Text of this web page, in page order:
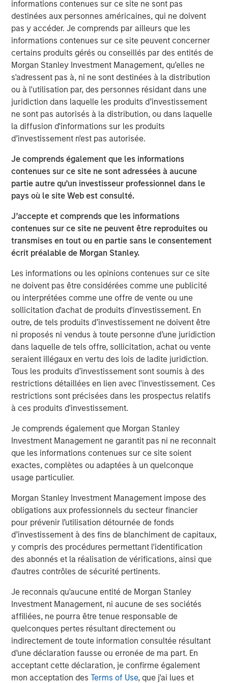
informations contenues sur ce site ne sont pas
destinées aux personnes américaines, qui ne doivent
pas y accéder. Je comprends par ailleurs que les
informations contenues sur ce site peuvent concerner
certains produits gérés ou conseillés par des entités de
Morgan Stanley Investment Management, qu’elles ne
s'adressent pas à, ni ne sont destinées à la distribution
ou à l'utilisation par, des personnes résidant dans une
juridiction dans laquelle les produits d’investissement
ne sont pas autorisés à la distribution, ou dans laquelle
la diffusion d'informations sur les produits
d’investissement n'est pas autorisée.
Je comprends également que les informations
contenues sur ce site ne sont adressées à aucune
partie autre qu’un investisseur professionnel dans le
pays où le site Web est consulté.
J’accepte et comprends que les informations
contenues sur ce site ne peuvent être reproduites ou
transmises en tout ou en partie sans le consentement
écrit préalable de Morgan Stanley.
Les informations ou les opinions contenues sur ce site
ne doivent pas être considérées comme une publicité
ou interprétées comme une offre de vente ou une
sollicitation d'achat de produits d'investissement. En
outre, de tels produits d’investissement ne doivent être
ni proposés ni vendus à toute personne d’une juridiction
dans laquelle de tels offre, sollicitation, achat ou vente
seraient illégaux en vertu des lois de ladite juridiction.
Tous les produits d’investissement sont soumis à des
restrictions détaillées en lien avec l'investissement. Ces
restrictions sont précisées dans les prospectus relatifs
à ces produits d'investissement.
Je comprends également que Morgan Stanley
Investment Management ne garantit pas ni ne reconnait
que les informations contenues sur ce site soient
exactes, complètes ou adaptées à un quelconque
usage particulier.
Morgan Stanley Investment Management impose des
obligations aux professionnels du secteur financier
pour prévenir l’utilisation détournée de fonds
d’investissement à des fins de blanchiment de capitaux,
y compris des procédures permettant l'identification
des abonnés et la réalisation de vérifications, ainsi que
d'autres contrôles de sécurité pertinents.
Je reconnais qu'aucune entité de Morgan Stanley
Investment Management, ni aucune de ses sociétés
affiliées, ne pourra être tenue responsable de
quelconques pertes résultant directement ou
indirectement de toute information consultée résultant
d’une déclaration fausse ou erronée de ma part. En
acceptant cette déclaration, je confirme également
mon acceptation desTerms of Use, que j'ai lues et
is relevant for corporate leaders and investors who
think carefully about capital allocation.
We segregate companies into those that are above
and below the median in issuance via stock-based
compensation and in share buybacks, and we then
examine the shareholder returns in each of the
quadrants.
The returns for the stocks of companies issuing
stock have been substandard, and the returns have
been attractive for those that retire stock, on
Executives who both issue and retire stock at the
same time may fail the central goal of capital
allocation, which is to buy low and sell high. Which
Télécharger le PDF
Counterpoint Global’s culture fosters collaboration,
creativity, continued development and differentiated
thinking.
Idées liées
CONSILIENT OBSERVER
The Wisdom of Crowds in Markets: Crowd
Behavior in Prediction, Betting, and Stock
Markets
CONSILIENT OBSERVER
Opportunities and Expectations: The Present
Value of Growth Opportunities in Valuation
Bayes and Base Rates 2.0: How History Can
Guide Our Assessment of the Future
The Authors
Michael Mauboussin
Managing Director